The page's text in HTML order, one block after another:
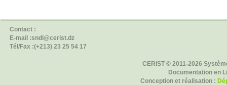
Contact :
E-mail :sndl@cerist.dz
Tél/Fax :(+213) 23 25 54 17
CERIST © 2011-2026
Documentation en
Conception et réalisation :